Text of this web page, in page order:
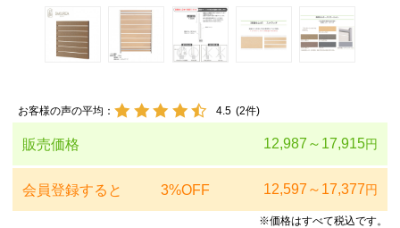
お客様の声の平均： 4.5 (2件)
販売価格 12,987～17,915円
会員登録すると 3%OFF 12,597～17,377 円
※価格はすべて税込です。